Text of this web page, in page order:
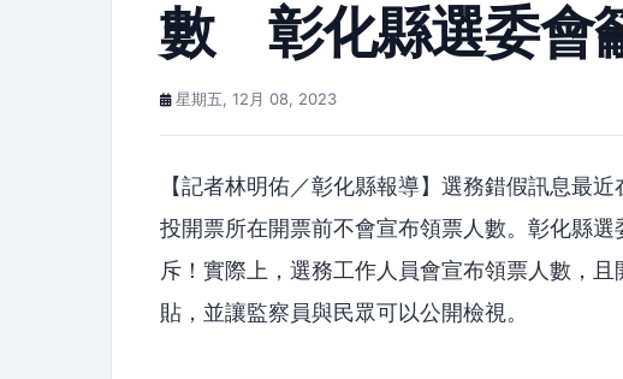
數 彰化縣選委會
星期五, 12月 08, 2023
【記者林明佑／彰化縣報導】選務錯假訊息最
投開票所在開票前不會宣布領票人數。彰化縣
斥！實際上，選務工作人員會宣布領票人數，
貼，並讓監察員與民眾可以公開檢視。